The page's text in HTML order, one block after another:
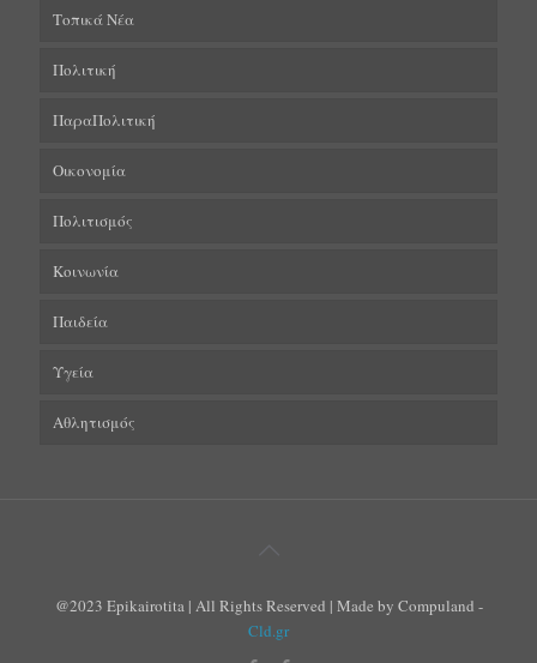
Τοπικά Νέα
Πολιτική
ΠαραΠολιτική
Οικονομία
Πολιτισμός
Κοινωνία
Παιδεία
Υγεία
Αθλητισμός
@2023 Epikairotita | All Rights Reserved | Made by Compuland -
Cld.gr